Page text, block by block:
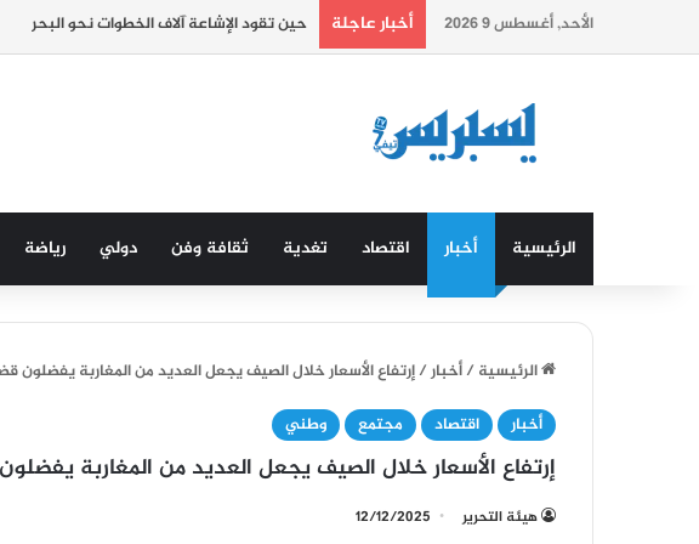
الأحد, أغسطس 9 2026 أخبار عاجلة حين تقود الإشاعة آلاف الخطوات نحو البحر
الرئيسية أخبار اقتصاد تغدية ثقافة وفن دولي رياضة
الرئيسية/أخبار/إرتفاع الأسعار خلال الصيف يجعل العديد من المغاربة يفضلون
أخبار
اقتصاد مجتمع وطني
إرتفاع الأسعار خلال الصيف يجعل العديد من المغاربة
هيئة التحرير 12/12/2025